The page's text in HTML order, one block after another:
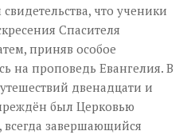
что ученики
Спасителя
приняв особое
на проповедь Евангелия. В
двенадцати и
был Церковью
всегда завершающийся